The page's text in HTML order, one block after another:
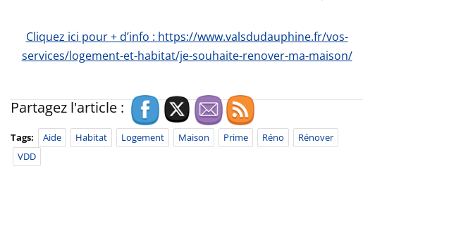
Cliquez ici pour + d’info : https://www.valsdudauphine.fr/vos-
services/logement-et-habitat/je-souhaite-renover-ma-maison/
Partagez l'article :
Tags: Aide Habitat Logement Maison Prime Réno
Rénover
VDD